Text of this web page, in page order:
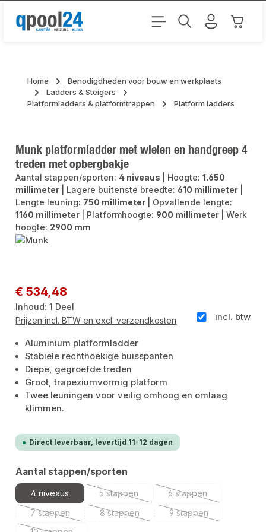
Ga naar de hoofdinhoud
Home
Benodigdheden voor bouw en werkplaats
Ladders & Steigers
Platformladders & platformtrappen
Platform ladders
Munk platformladder met wielen en handgreep 4
treden met opbergbakje
Aantal stappen/sporten: 4 niveaus Hoogte:1.650
millimeter
Lagere buitenste breedte: 610 millimeter
Lengte leuning: 750 millimeter
Opvallende lengte:
1160 millimeter
Platformhoogte: 900 millimeter
Werk
hoogte: 2900 mm
Normale prijs:
€ 534,48
Inhoud:1 Deel
incl. btw
Prijzen incl. BTW en excl. verzendkosten
Aluminium platformladder
Stabiele rechthoekige buisspanten
Diepe, gegroefde treden
Groot, trapeziumvormig platform
Twee leuningen voor veilig omhoog en omlaag
klimmen.
Direct leverbaar, levertijd 11-12 dagen
Selecteer
Aantal stappen/sporten
4 niveaus 5 stappen
(Deze optie is momenteel niet
6 stappen
(Deze optie is
7 stappen
(Deze optie is momenteel niet beschikbaar.)
8 stappen
(Deze optie is momenteel niet
9 stappen
(Deze optie is